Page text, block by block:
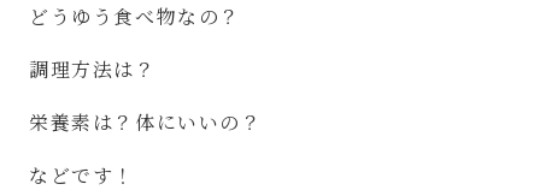
どうゆう食べ物なの？
調理方法は？
栄養素は？体にいいの？
などです！